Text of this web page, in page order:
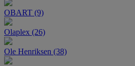
OBART (9)
Olaplex (26)
Ole Henriksen (38)